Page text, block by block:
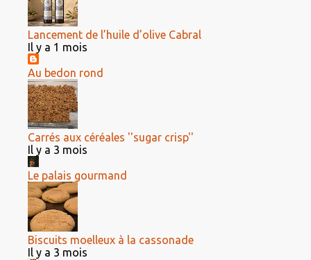
Lancement de l’huile d’olive Cabral
Il y a 1 mois
Au bedon rond
Carrés aux céréales ''sugar crisp''
Il y a 3 mois
Le palais gourmand
Biscuits moelleux à la cassonade
Il y a 3 mois